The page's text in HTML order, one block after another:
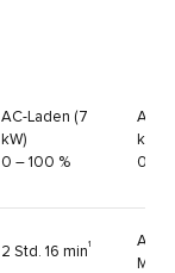
AC-Laden (7
kW)
0 – 100 %
AC-
kW)
0 –
2 Std. 16 min1
Ab